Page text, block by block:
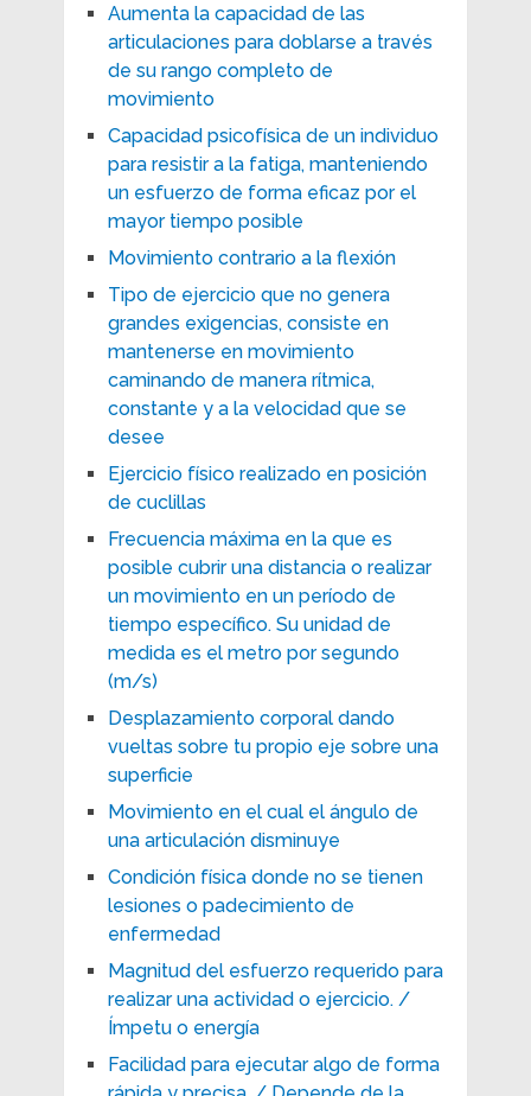
Aumenta la capacidad de las
articulaciones para doblarse a través
de su rango completo de
movimiento
Capacidad psicofísica de un individuo
para resistir a la fatiga, manteniendo
un esfuerzo de forma eficaz por el
mayor tiempo posible
Movimiento contrario a la flexión
Tipo de ejercicio que no genera
grandes exigencias, consiste en
mantenerse en movimiento
caminando de manera rítmica,
constante y a la velocidad que se
desee
Ejercicio físico realizado en posición
de cuclillas
Frecuencia máxima en la que es
posible cubrir una distancia o realizar
un movimiento en un período de
tiempo específico. Su unidad de
medida es el metro por segundo
(m/s)
Desplazamiento corporal dando
vueltas sobre tu propio eje sobre una
superficie
Movimiento en el cual el ángulo de
una articulación disminuye
Condición física donde no se tienen
lesiones o padecimiento de
enfermedad
Magnitud del esfuerzo requerido para
realizar una actividad o ejercicio. /
Ímpetu o energía
Facilidad para ejecutar algo de forma